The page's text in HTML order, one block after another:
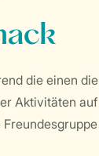
die einen
Aktivitäten